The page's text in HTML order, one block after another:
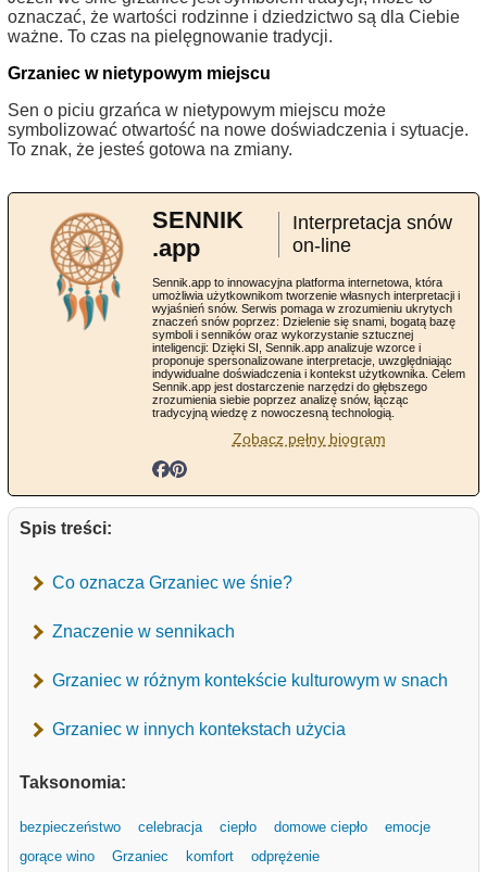
oznaczać, że wartości rodzinne i dziedzictwo są dla Ciebie
ważne. To czas na pielęgnowanie tradycji.
Grzaniec w nietypowym miejscu
Sen o piciu grzańca w nietypowym miejscu może
symbolizować otwartość na nowe doświadczenia i sytuacje.
To znak, że jesteś gotowa na zmiany.
SENNIK
.app
Interpretacja snów
on-line
Sennik.app to innowacyjna platforma internetowa, która
umożliwia użytkownikom tworzenie własnych interpretacji i
wyjaśnień snów. Serwis pomaga w zrozumieniu ukrytych
znaczeń snów poprzez: Dzielenie się snami, bogatą bazę
symboli i senników oraz wykorzystanie sztucznej
inteligencji: Dzięki SI, Sennik.app analizuje wzorce i
proponuje spersonalizowane interpretacje, uwzględniając
indywidualne doświadczenia i kontekst użytkownika. Celem
Sennik.app jest dostarczenie narzędzi do głębszego
zrozumienia siebie poprzez analizę snów, łącząc
tradycyjną wiedzę z nowoczesną technologią.
Zobacz pełny biogram
Spis treści:
Co oznacza Grzaniec we śnie?
Znaczenie w sennikach
Grzaniec w różnym kontekście kulturowym w snach
Grzaniec w innych kontekstach użycia
Taksonomia:
bezpieczeństwo celebracja ciepło domowe ciepło
emocje
gorące wino
Grzaniec komfort
odprężenie